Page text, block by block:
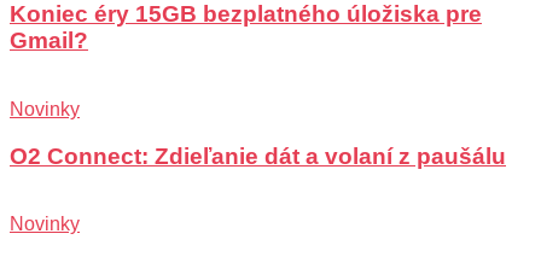
Koniec éry 15GB bezplatného úložiska pre
Gmail?
Novinky
O2 Connect: Zdieľanie dát a volaní z paušálu
Novinky